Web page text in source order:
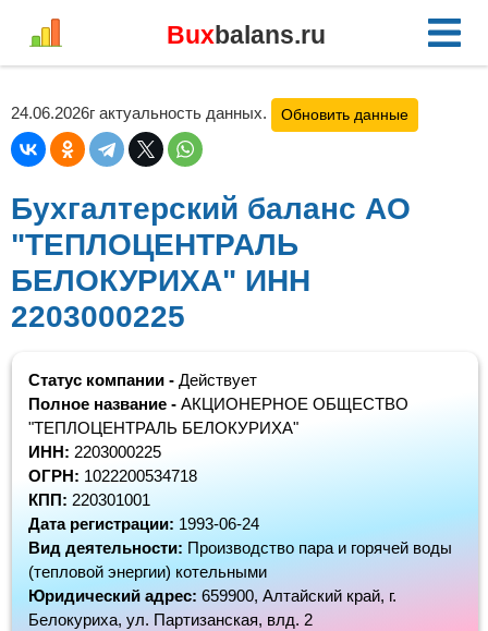
Buxbalans.ru
24.06.2026г актуальность данных. Обновить данные
Бухгалтерский баланс АО
"ТЕПЛОЦЕНТРАЛЬ
БЕЛОКУРИХА" ИНН
2203000225
Статус компании - Действует
Полное название - АКЦИОНЕРНОЕ ОБЩЕСТВО
"ТЕПЛОЦЕНТРАЛЬ БЕЛОКУРИХА"
ИНН: 2203000225
ОГРН: 1022200534718
КПП: 220301001
Дата регистрации: 1993-06-24
Вид деятельности: Производство пара и горячей воды
(тепловой энергии) котельными
Юридический адрес: 659900, Алтайский край, г.
Белокуриха, ул. Партизанская, влд. 2